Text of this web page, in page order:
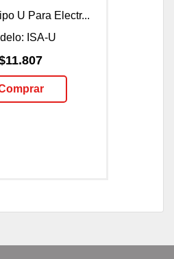
U Para Electr...
ISA-U